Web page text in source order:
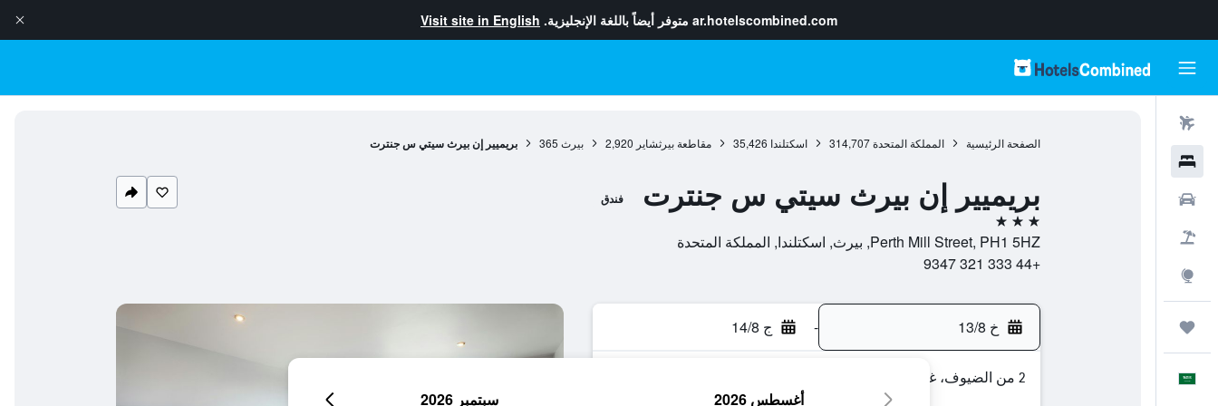
ar.hotelscombined.com متوفر أيضاً باللغة الإنجليزية. Visit site in English
الصفحة الرئيسية المملكة المتحدة 314,707 اسكتلندا 35,426 مقاطعة بيرثشاير 2,920 بيرث 365 بريميير إن بيرث سيتي س جنترت
بريميير إن بيرث سيتي س جنترت فندق
3 نجوم
Perth Mill Street, PH1 5HZ, بيرث, اسكتلندا, المملكة المتحدة
+44 333 321 9347
خ 13/8 - ج 14/8
2 من الضيوف، غرفة واحدة
أغسطس 2026 سبتمبر 2026